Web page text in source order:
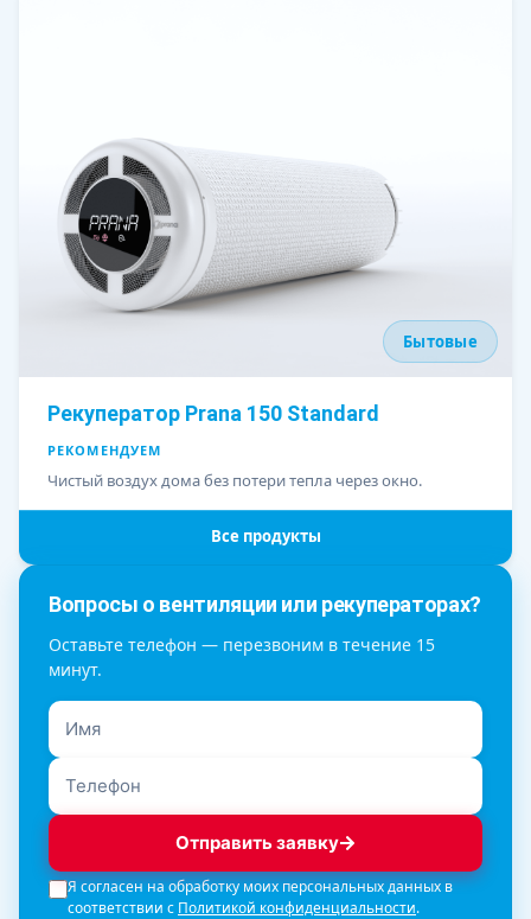
Бытовые
Рекуператор Prana 150 Standard
РЕКОМЕНДУЕМ
Чистый воздух дома без потери тепла через окно.
Все продукты
Вопросы о вентиляции или рекуператорах?
Оставьте телефон — перезвоним в течение 15
минут.
Отправить заявку
Я согласен на обработку моих персональных данных в
соответствии с Политикой конфиденциальности.